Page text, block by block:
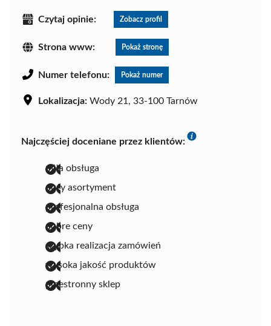
Czytaj opinie: Zobacz profil
Strona www: Pokaż stronę
Numer telefonu: Pokaż numer
Lokalizacja: Wody 21, 33-100 Tarnów
Najczęściej doceniane przez klientów:
miła obsługa
duży asortyment
profesjonalna obsługa
dobre ceny
szybka realizacja zamówień
wysoka jakość produktów
przestronny sklep